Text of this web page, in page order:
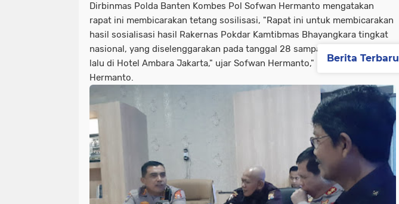
Dirbinmas Polda Banten Kombes Pol Sofwan Hermanto mengatakan
rapat ini membicarakan tetang sosilisasi, "Rapat ini untuk membicarakan
hasil sosialisasi hasil Rakernas Pokdar Kamtibmas Bhayangkara tingkat
nasional, yang diselenggarakan pada tanggal 28 sampai 29 Januari 2022
lalu di Hotel Ambara Jakarta," ujar Sofwan Hermanto," kata Sofwan
Hermanto.
Berita Terbaru